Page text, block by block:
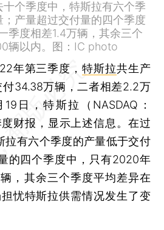
个季度中，特斯拉有六个季
产量超过交付量的四个季度
季度相差1.4万辆，其余三个
辆以内。图：IC photo
年第三季度，特斯拉共生产
34.38万辆，二者相差2.2万
日，特斯拉（NASDAQ：
财报，显示上述信息。在过
拉有六个季度的产量低于交付
的四个季度中，只有2020年
，其余三个季度平均差异在
忧特斯拉供需情况发生了变